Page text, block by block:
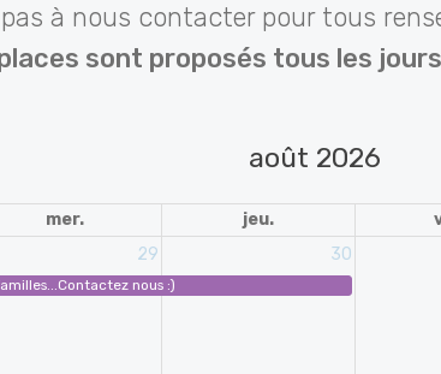
à nous contacter pour tous
sont proposés tous les
août 2026
mer. jeu.
29 30
nous :)